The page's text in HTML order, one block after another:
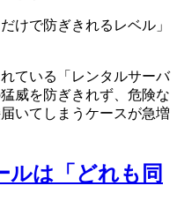
けで防ぎきれるレベル」
ている「レンタルサーバ
威を防ぎきれず、危険な
いてしまうケースが急増
は「どれも同